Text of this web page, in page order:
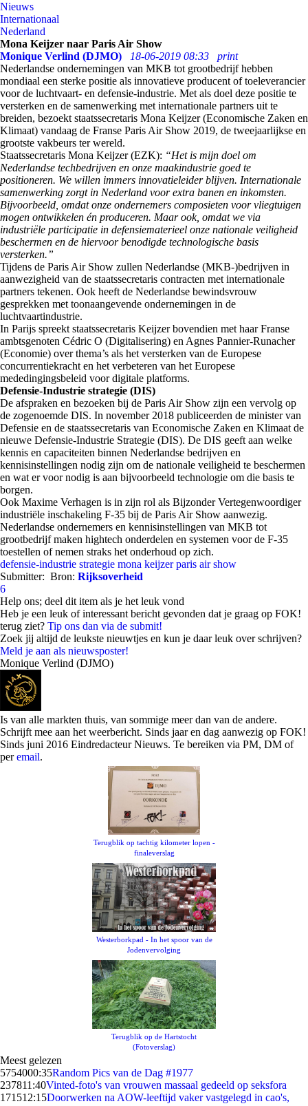
Nieuws
Internationaal
Nederland
Mona Keijzer naar Paris Air Show
Monique Verlind (DJMO)
18-06-2019 08:33
print
Nederlandse ondernemingen van MKB tot grootbedrijf hebben
mondiaal een sterke positie als innovatieve producent of toeleverancier
voor de luchtvaart- en defensie-industrie. Met als doel deze positie te
versterken en de samenwerking met internationale partners uit te
breiden, bezoekt staatssecretaris Mona Keijzer (Economische Zaken en
Klimaat) vandaag de Franse Paris Air Show 2019, de tweejaarlijkse en
grootste vakbeurs ter wereld.
Staatssecretaris Mona Keijzer (EZK): “Het is mijn doel om
Nederlandse techbedrijven en onze maakindustrie goed te
positioneren. We willen immers innovatieleider blijven. Internationale
samenwerking zorgt in Nederland voor extra banen en inkomsten.
Bijvoorbeeld, omdat onze ondernemers composieten voor vliegtuigen
mogen ontwikkelen én produceren. Maar ook, omdat we via
industriële participatie in defensiematerieel onze nationale veiligheid
beschermen en de hiervoor benodigde technologische basis
versterken.”
Tijdens de Paris Air Show zullen Nederlandse (MKB-)bedrijven in
aanwezigheid van de staatssecretaris contracten met internationale
partners tekenen. Ook heeft de Nederlandse bewindsvrouw
gesprekken met toonaangevende ondernemingen in de
luchtvaartindustrie.
In Parijs spreekt staatssecretaris Keijzer bovendien met haar Franse
ambtsgenoten Cédric O (Digitalisering) en Agnes Pannier-Runacher
(Economie) over thema’s als het versterken van de Europese
concurrentiekracht en het verbeteren van het Europese
mededingingsbeleid voor digitale platforms.
Defensie-Industrie strategie (DIS)
De afspraken en bezoeken bij de Paris Air Show zijn een vervolg op
de zogenoemde DIS. In november 2018 publiceerden de minister van
Defensie en de staatssecretaris van Economische Zaken en Klimaat de
nieuwe Defensie-Industrie Strategie (DIS). De DIS geeft aan welke
kennis en capaciteiten binnen Nederlandse bedrijven en
kennisinstellingen nodig zijn om de nationale veiligheid te beschermen
en wat er voor nodig is aan bijvoorbeeld technologie om die basis te
borgen.
Ook Maxime Verhagen is in zijn rol als Bijzonder Vertegenwoordiger
industriële inschakeling F-35 bij de Paris Air Show aanwezig.
Nederlandse ondernemers en kennisinstellingen van MKB tot
grootbedrijf maken hightech onderdelen en systemen voor de F-35
toestellen of nemen straks het onderhoud op zich.
defensie-industrie strategie mona keijzer paris air show
Submitter: Bron: Rijksoverheid
6
Help ons; deel dit item als je het leuk vond
Heb je een leuk of interessant bericht gevonden dat je graag op FOK!
terug ziet? Tip ons dan via de submit!
Zoek jij altijd de leukste nieuwtjes en kun je daar leuk over schrijven?
Meld je aan als nieuwsposter!
Monique Verlind (DJMO)
Is van alle markten thuis, van sommige meer dan van de andere.
Schrijft mee aan het weerbericht. Sinds jaar en dag aanwezig op FOK!
Sinds juni 2016 Eindredacteur Nieuws. Te bereiken via PM, DM of
peremail.
Terugblik op tachtig kilometer lopen -
finaleverslag
Westerborkpad - In het spoor van de
Jodenvervolging
Terugblik op de Hartstocht
(Fotoverslag)
Meest gelezen
5754000:35Random Pics van de Dag #1977
237811:40Vinted-foto's van vrouwen massaal gedeeld op seksfora
171512:15Doorwerken na AOW-leeftijd vaker vastgelegd in cao's,